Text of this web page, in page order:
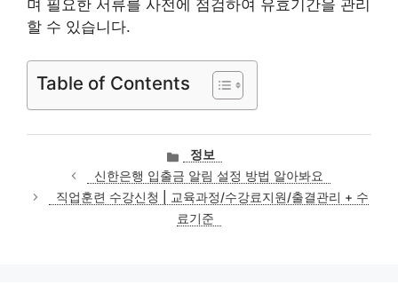
며 필요한 서류를 사전에 점검하여 유효기간을 관리
할 수 있습니다.
Table of Contents
카
테
고
리
정보
신한은행 입출금 알림 설정 방법 알아봐요
직업훈련 수강신청 | 교육과정/수강료지원/출결관리 + 수
료기준